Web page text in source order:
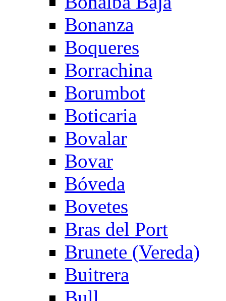
Bonanza
Boqueres
Borrachina
Borumbot
Boticaria
Bovalar
Bovar
Bóveda
Bovetes
Bras del Port
Brunete (Vereda)
Buitrera